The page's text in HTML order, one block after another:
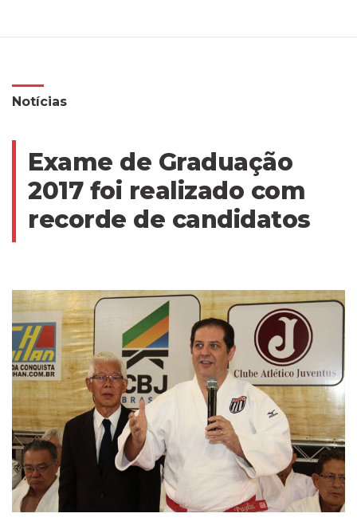
Notícias
Exame de Graduação
2017 foi realizado com
recorde de candidatos